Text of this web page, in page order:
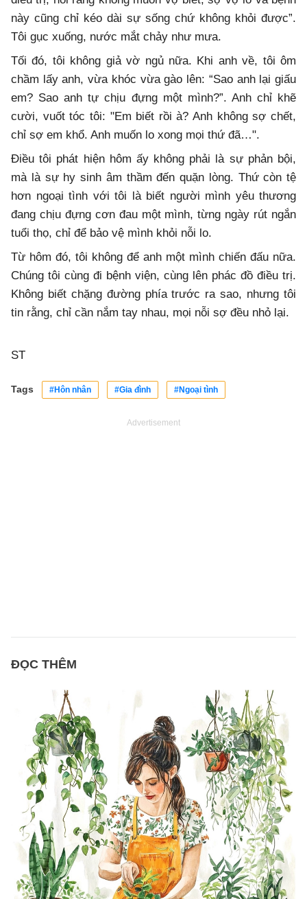
này cũng chỉ kéo dài sự sống chứ không khỏi được”.
Tôi gục xuống, nước mắt chảy như mưa.
Tối đó, tôi không giả vờ ngủ nữa. Khi anh về, tôi ôm
chầm lấy anh, vừa khóc vừa gào lên: “Sao anh lại giấu
em? Sao anh tự chịu đựng một mình?”. Anh chỉ khẽ
cười, vuốt tóc tôi: "Em biết rồi à? Anh không sợ chết,
chỉ sợ em khổ. Anh muốn lo xong mọi thứ đã…".
Điều tôi phát hiện hôm ấy không phải là sự phản bội,
mà là sự hy sinh âm thầm đến quặn lòng. Thứ còn tệ
hơn ngoại tình với tôi là biết người mình yêu thương
đang chịu đựng cơn đau một mình, từng ngày rút ngắn
tuổi thọ, chỉ để bảo vệ mình khỏi nỗi lo.
Từ hôm đó, tôi không để anh một mình chiến đấu nữa.
Chúng tôi cùng đi bệnh viện, cùng lên phác đồ điều trị.
Không biết chặng đường phía trước ra sao, nhưng tôi
tin rằng, chỉ cần nắm tay nhau, mọi nỗi sợ đều nhỏ lại.
ST
Tags #Hôn nhân #Gia đình #Ngoại tình
Advertisement
ĐỌC THÊM